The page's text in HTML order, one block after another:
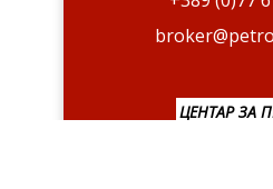
ЦЕНТАР ЗА